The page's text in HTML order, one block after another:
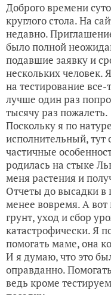
Доброго времени
круглого стола. На
недавно.
было полной
подавшие заявку и
нескольких человек.
на тестирование все-
лучше один раз
тысячу раз пожалеть.
Поскольку я по
исполнительный, тут
частичные
родилась на стыке
меня растения и
Отчеты до высадки в
менее вовремя. А вот
грунт, уход и сбор
катастрофически. Я
помогать маме, она
И я думаю, что это
оправданно.
ведь кроме